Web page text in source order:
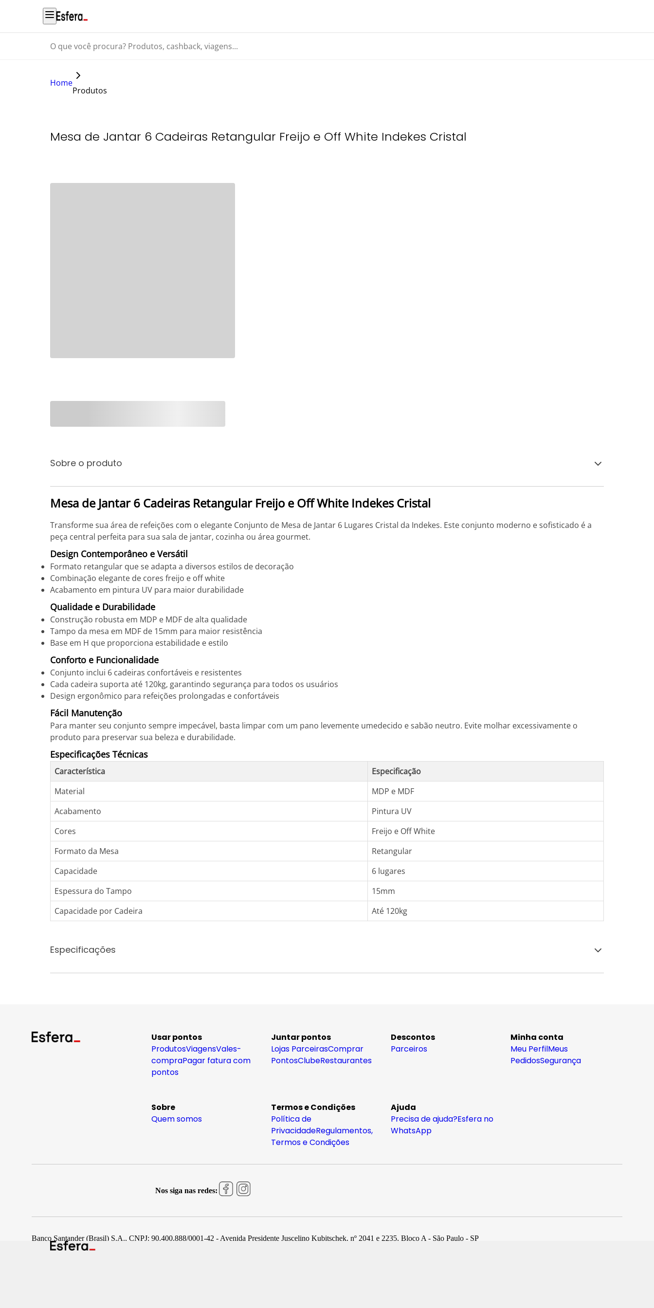
O que você procura? Produtos, cashback, viagens...
Home
Produtos
Mesa de Jantar 6 Cadeiras Retangular Freijo e Off White Indekes Cristal
Sobre o produto
Mesa de Jantar 6 Cadeiras Retangular Freijo e Off White Indekes Cristal
Transforme sua área de refeições com o elegante Conjunto de Mesa de Jantar 6 Lugares Cristal da Indekes. Este conjunto moderno e sofisticado é a
peça central perfeita para sua sala de jantar, cozinha ou área gourmet.
Design Contemporâneo e Versátil
Formato retangular que se adapta a diversos estilos de decoração
Combinação elegante de cores freijo e off white
Acabamento em pintura UV para maior durabilidade
Qualidade e Durabilidade
Construção robusta em MDP e MDF de alta qualidade
Tampo da mesa em MDF de 15mm para maior resistência
Base em H que proporciona estabilidade e estilo
Conforto e Funcionalidade
Conjunto inclui 6 cadeiras confortáveis e resistentes
Cada cadeira suporta até 120kg, garantindo segurança para todos os usuários
Design ergonômico para refeições prolongadas e confortáveis
Fácil Manutenção
Para manter seu conjunto sempre impecável, basta limpar com um pano levemente umedecido e sabão neutro. Evite molhar excessivamente o
produto para preservar sua beleza e durabilidade.
Especificações Técnicas
Característica
Especificação
Material
MDP e MDF
Acabamento
Pintura UV
Cores
Freijo e Off White
Formato da Mesa
Retangular
Capacidade
6 lugares
Espessura do Tampo
15mm
Capacidade por Cadeira
Até 120kg
Especificações
Usar pontos
ProdutosViagensVales-
compraPagar fatura com
pontos
Juntar pontos
Lojas ParceirasComprar
PontosClubeRestaurantes
Descontos
Parceiros
Minha conta
Meu PerfilMeus
PedidosSegurança
Sobre
Quem somos
Termos e Condições
Política de
PrivacidadeRegulamentos,
Termos e Condições
Ajuda
Precisa de ajuda?Esfera no
WhatsApp
Nos siga nas redes:
Banco Santander (Brasil) S.A., CNPJ: 90.400.888/0001-42 - Avenida Presidente Juscelino Kubitschek, nº 2041 e 2235, Bloco A - São Paulo - SP